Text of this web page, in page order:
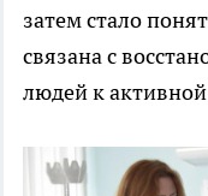
затем стало
связана с
людей к